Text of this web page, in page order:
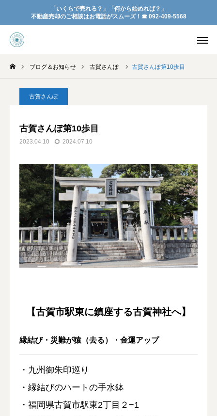
「いくらで売れる？」「何から始めれば？」
不動産売却のご相談はお電話がスムーズ！☎︎ 092-409-5568
ブログ＆お知らせ 古賀さんぽ 古賀さんぽ第10歩目
古賀さんぽ
古賀さんぽ第10歩目
2023.04.10 2024.07.10
【古賀市駅東に鎮座する古賀神社へ】
縁結び・災難が猿（去る）・金運アップ
・九州御朱印巡り
・縁結びのハートの手水鉢
・福岡県古賀市駅東2丁目２−1
お問い合わせ YouTube
会社概要
ご相談は無料です
空地・空家の売却と管理
お家を売る
お客様の声
ブログ
当社について